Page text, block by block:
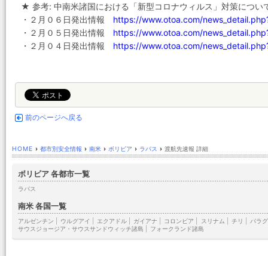
★ 参考: 中南米諸国における「新型コロナウィルス」対策につい
・２月０６日発出情報 https://www.otoa.com/
・２月０５日発出情報 https://www.otoa.com/
・２月０４日発出情報 https://www.otoa.com/
前のページへ戻る
HOME › 都市別安全情報 › 南米 › ボリビア › ラパス › 渡航先速報 詳細
ボリビア 各都市一覧
ラパス
南米 各国一覧
アルゼンチン ウルグアイ エクアドル ガイアナ コロンビア スリナム チリ
パラ
サウスジョージア・サウスサンドウィッチ諸島
フォークランド諸島